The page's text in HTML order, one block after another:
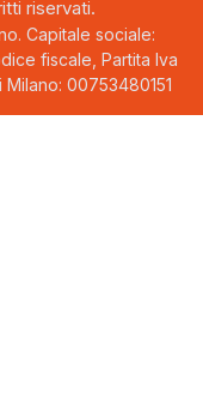
riservati.
Capitale sociale:
fiscale, Partita Iva
00753480151